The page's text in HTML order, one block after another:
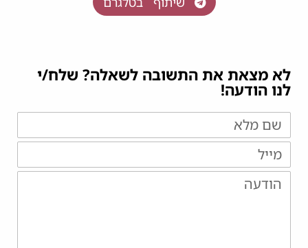
לא מצאת את התשובה לשאלה? שלח/י
לנו הודעה!